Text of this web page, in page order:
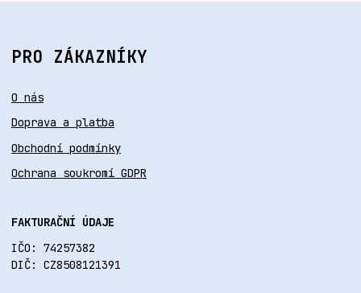
PRO ZÁKAZNÍKY
O nás
Doprava a platba
Obchodní podmínky
Ochrana soukromí GDPR
FAKTURAČNÍ ÚDAJE
IČO: 74257382
DIČ: CZ8508121391